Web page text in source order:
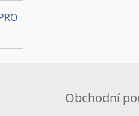
Obchodní